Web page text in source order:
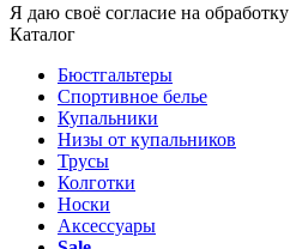
Я даю своё согласие на обработку
Каталог
Бюстгальтеры
Спортивное белье
Купальники
Низы от купальников
Трусы
Колготки
Носки
Аксессуары